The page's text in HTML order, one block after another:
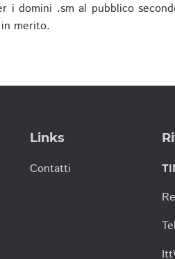
domini .sm al pubblico
merito.
Links
Contatti